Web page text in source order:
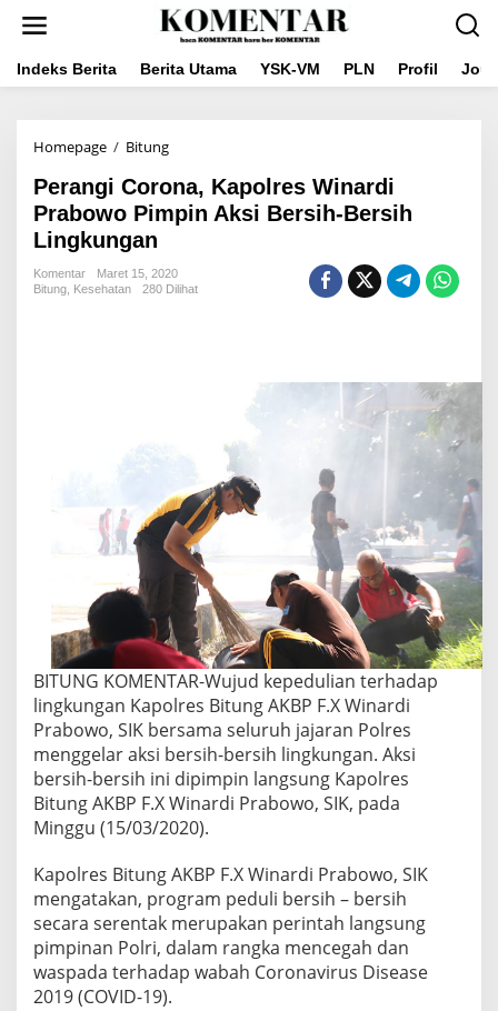
Indeks Berita Berita Utama YSK-VM PLN Profil
Homepage / BitungPerangi
Kapolres
Winardi
Prabowo
Aksi
Bersih-
Perangi Corona, Kapolres Winardi
Prabowo Pimpin Aksi Bersih-Bersih
Lingkungan
Komentar
Maret 15, 2020
Bitung Kesehatan 280 Dilihat
BITUNG KOMENTAR-Wujud kepedulian terhadap
lingkungan Kapolres Bitung AKBP F.X Winardi
Prabowo, SIK bersama seluruh jajaran Polres
menggelar aksi bersih-bersih lingkungan. Aksi
bersih-bersih ini dipimpin langsung Kapolres
Bitung AKBP F.X Winardi Prabowo, SIK, pada
Minggu (15/03/2020).
Kapolres Bitung AKBP F.X Winardi Prabowo, SIK
mengatakan, program peduli bersih – bersih
secara serentak merupakan perintah langsung
pimpinan Polri, dalam rangka mencegah dan
waspada terhadap wabah Coronavirus Disease
2019 (COVID-19).